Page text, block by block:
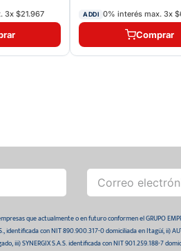
3x $21.967 ADDI 0% interés max. 3x
Comprar
que actualmente o en futuro conformen el GRUPO
identificada con NIT 890.900.317-0 domiciliada en Itagüí, ii)
iii) SYNERGIX S.A.S. identificada con NIT 901.259.188-7